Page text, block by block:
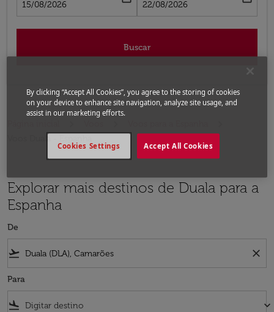
fc-booking-departure-date-aria-label
15/08/2026
fc-booking-return-date-aria-label
22/08/2026
Buscar
Explorar mais destinos de Duala para a
Espanha
De
flight_takeoff close
Para
flight_land keyboard_arrow_down
By clicking “Accept All Cookies”, you agree to the storing of cookies
on your device to enhance site navigation, analyze site usage, and
assist in our marketing efforts.
Accept All Cookies
Cookies Settings